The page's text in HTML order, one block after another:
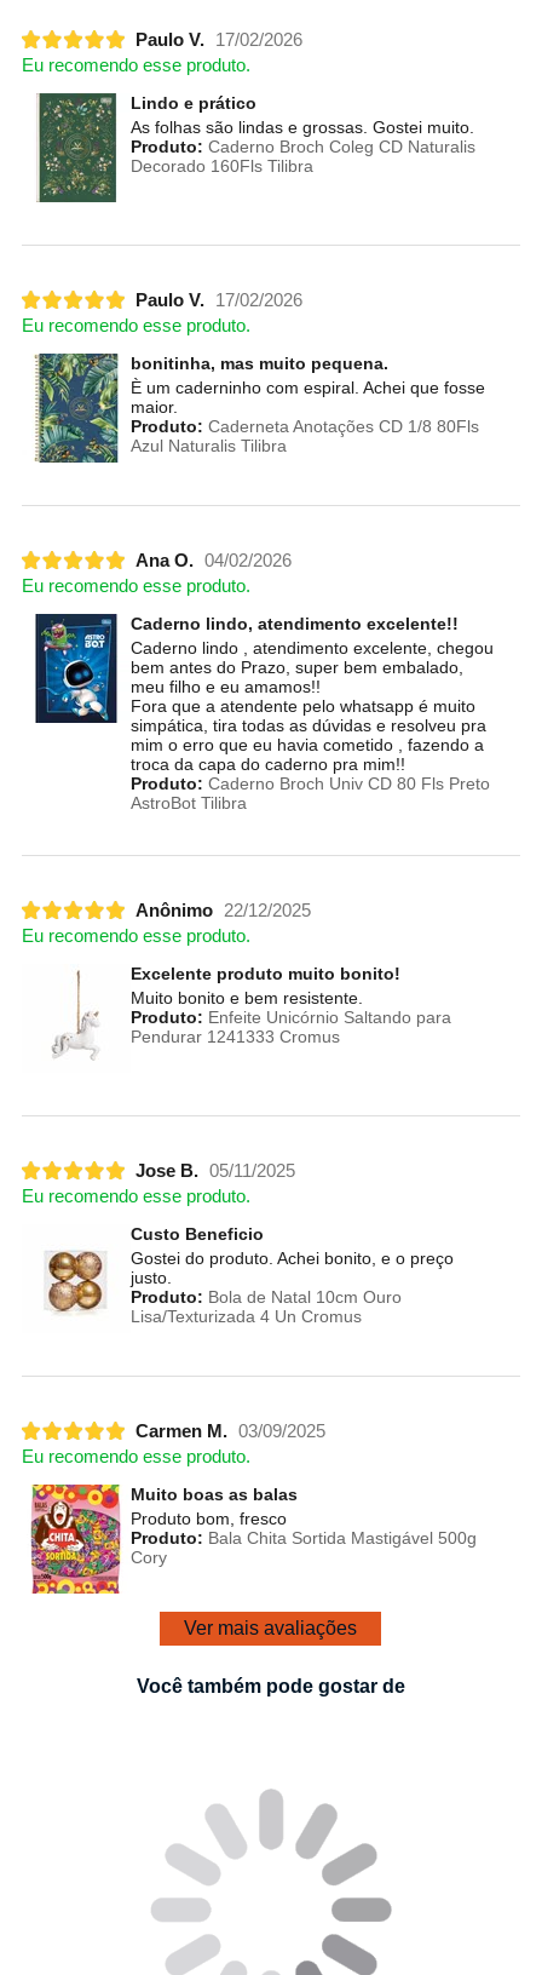
Paulo V.
17/02/2026
Eu recomendo esse produto.
Lindo e prático
As folhas são lindas e grossas. Gostei muito.
Produto: Caderno Broch Coleg CD Naturalis
Decorado 160Fls Tilibra
Paulo V.
17/02/2026
Eu recomendo esse produto.
bonitinha, mas muito pequena.
È um caderninho com espiral. Achei que fosse
maior.
Produto: Caderneta Anotações CD 1/8 80Fls
Azul Naturalis Tilibra
Ana O. 04/02/2026
Eu recomendo esse produto.
Caderno lindo, atendimento excelente!!
Caderno lindo , atendimento excelente, chegou
bem antes do Prazo, super bem embalado,
meu filho e eu amamos!!
Fora que a atendente pelo whatsapp é muito
simpática, tira todas as dúvidas e resolveu pra
mim o erro que eu havia cometido , fazendo a
troca da capa do caderno pra mim!!
Produto: Caderno Broch Univ CD 80 Fls Preto
AstroBot Tilibra
Anônimo
22/12/2025
Eu recomendo esse produto.
Excelente produto muito bonito!
Muito bonito e bem resistente.
Produto: Enfeite Unicórnio Saltando para
Pendurar 1241333 Cromus
Jose B. 05/11/2025
Eu recomendo esse produto.
Custo Beneficio
Gostei do produto. Achei bonito, e o preço
justo.
Produto: Bola de Natal 10cm Ouro
Lisa/Texturizada 4 Un Cromus
Carmen M. 03/09/2025
Eu recomendo esse produto.
Muito boas as balas
Produto bom, fresco
Produto: Bala Chita Sortida Mastigável 500g
Cory
Ver mais avaliações
Você também pode gostar de